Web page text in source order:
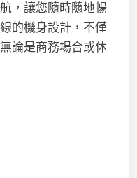
，讓您隨時隨地暢
的機身設計，不僅
論是商務場合或休